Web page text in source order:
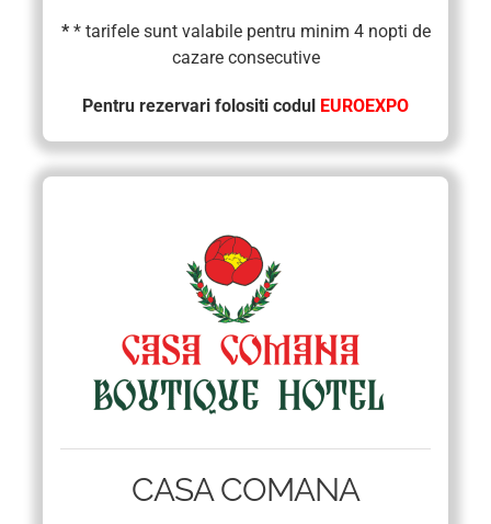
** tarifele sunt valabile pentru minim 4 nopti de
cazare consecutive
Pentru rezervari folositi codul EUROEXPO
CASA COMANA